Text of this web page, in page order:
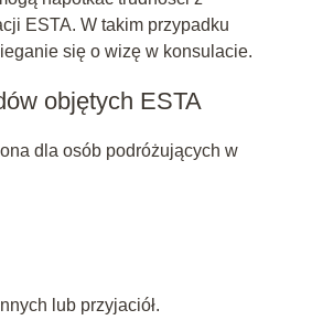
ESTA. W takim przypadku
się o wizę w konsulacie.
objętych ESTA
dla osób podróżujących w
lub przyjaciół.